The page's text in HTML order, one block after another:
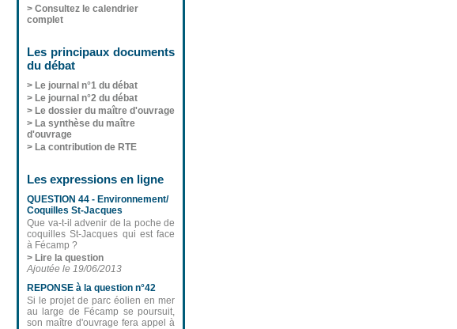
> Consultez le calendrier
complet
Les principaux documents
du débat
> Le journal n°1 du débat
> Le journal n°2 du débat
> Le dossier du maître d'ouvrage
> La synthèse du maître
d'ouvrage
> La contribution de RTE
Les expressions en ligne
QUESTION 44 - Environnement/
Coquilles St-Jacques
Que va-t-il advenir de la poche de
coquilles St-Jacques qui est face
à Fécamp ?
> Lire la question
Ajoutée le 19/06/2013
REPONSE à la question n°42
Si le projet de parc éolien en mer
au large de Fécamp se poursuit,
son maître d'ouvrage fera appel à